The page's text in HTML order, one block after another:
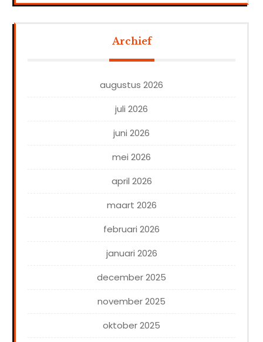
Archief
augustus 2026
juli 2026
juni 2026
mei 2026
april 2026
maart 2026
februari 2026
januari 2026
december 2025
november 2025
oktober 2025